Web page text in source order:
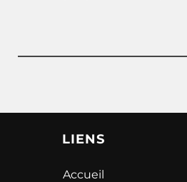
LIENS
Accueil